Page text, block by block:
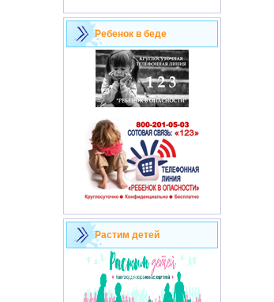
Ребенок в беде
Растим детей